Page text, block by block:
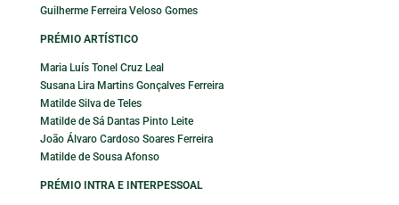
Guilherme Ferreira Veloso Gomes
PRÉMIO ARTÍSTICO
Maria Luís Tonel Cruz Leal
Susana Lira Martins Gonçalves Ferreira
Matilde Silva de Teles
Matilde de Sá Dantas Pinto Leite
João Álvaro Cardoso Soares Ferreira
Matilde de Sousa Afonso
PRÉMIO INTRA E INTERPESSOAL